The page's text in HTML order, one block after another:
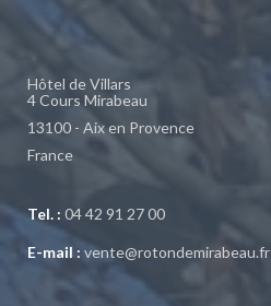
Hôtel de Villars
4 Cours Mirabeau
13100 - Aix en Provence
France
Tel. : 04 42 91 27 00
E-mail : vente@rotondemirabeau.fr